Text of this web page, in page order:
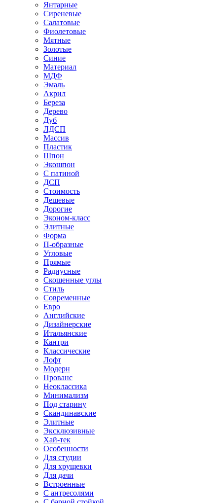
Янтарные
Сиреневые
Салатовые
Фиолетовые
Мятные
Золотые
Синие
Материал
МДФ
Эмаль
Акрил
Береза
Дерево
Дуб
ЛДСП
Массив
Пластик
Шпон
Экошпон
С патиной
ДСП
Стоимость
Дешевые
Дорогие
Эконом-класс
Элитные
Форма
П-образные
Угловые
Прямые
Радиусные
Скошенные углы
Стиль
Современные
Евро
Английские
Дизайнерские
Итальянские
Кантри
Классические
Лофт
Модерн
Прованс
Неоклассика
Минимализм
Под старину
Скандинавские
Элитные
Эксклюзивные
Хай-тек
Особенности
Для студии
Для хрущевки
Для дачи
Встроенные
С антресолями